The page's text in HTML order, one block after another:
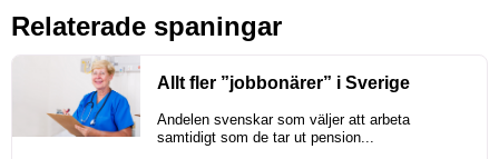
Relaterade spaningar
Allt fler ”jobbonärer” i Sverige
Andelen svenskar som väljer att arbeta
samtidigt som de tar ut pension...